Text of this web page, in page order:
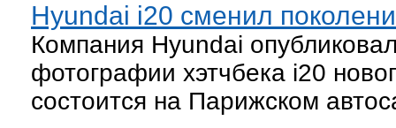
Hyundai i20 сменил
Компания Hyundai
фотографии хэтчбека i20
состоится на Парижском